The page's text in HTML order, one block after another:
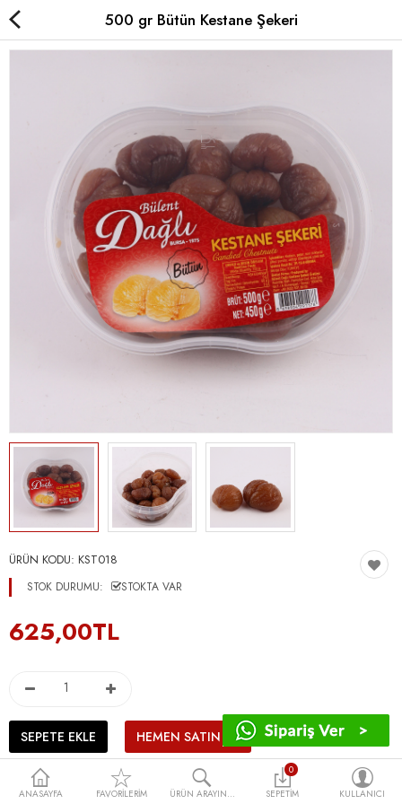
Çikolatalı Kestane Şekeri
Sade Kestane Şekeri
Kavanoz Kestane Şekeri
Special Kestane Şekeri
Karyokalar
ANASAYFA FAVORILERIM ÜRÜN ARAYIN...
0
SEPETIM
KULLANICI
500 gr Bütün Kestane Şekeri
ÜRÜN KODU: KST018
STOK DURUMU: STOKTA VAR
625,00TL